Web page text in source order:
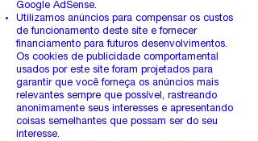
Google AdSense.
Utilizamos anúncios para compensar os custos
de funcionamento deste site e fornecer
financiamento para futuros desenvolvimentos.
Os cookies de publicidade comportamental
usados ​​por este site foram projetados para
garantir que você forneça os anúncios mais
relevantes sempre que possível, rastreando
anonimamente seus interesses e apresentando
coisas semelhantes que possam ser do seu
interesse.